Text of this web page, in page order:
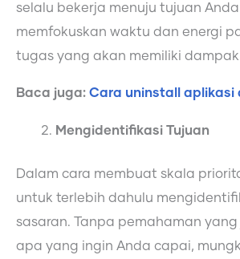
selalu bekerja menuju tujuan
memfokuskan waktu dan energi
tugas yang akan memiliki dampak
Baca juga: Cara uninstall aplikasi
Mengidentifikasi Tujuan
Dalam cara membuat skala
untuk terlebih dahulu
sasaran. Tanpa pemahaman
apa yang ingin Anda capai,